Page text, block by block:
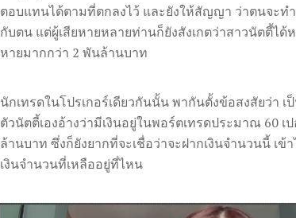
ตอบแทนได้ตามที่ตกลงไว้ และยังให้สัญญา ว่าตนจะท
กับตน แต่ผู้เสียหายหลายท่านก็ยังสังเกตว่าสาวนัตตี้ไ
หายมากกว่า 2 พันล้านบาท
นักเทรดในโปรเกอร์เดียวกันนั้น พากันตั้งข้อสงสัยว่า
ตัวนัตตี้เองอ้างว่ามีเงินอยู่ในพอร์ตเทรดประมาณ 60
ล้านบาท ซึ่งก็ยังยากที่จะเชื่อว่าจะฝากเงินจำนวนนี้ เ
เงินจำนวนที่เหลืออยู่ที่ไหน